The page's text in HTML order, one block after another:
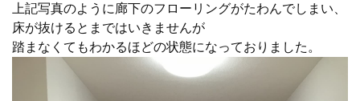
上記写真のように廊下のフローリングがたわんでしまい、
床が抜けるとまではいきませんが
踏まなくてもわかるほどの状態になっておりました。